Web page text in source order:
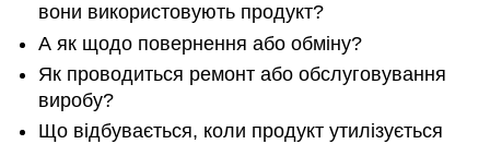
вони використовують продукт?
А як щодо повернення або обміну?
Як проводиться ремонт або обслуговування
виробу?
Що відбувається, коли продукт утилізується